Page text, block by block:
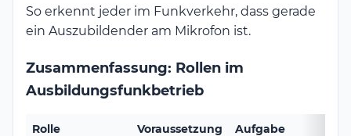
So erkennt jeder im Funkverkehr, dass gerade
ein Auszubildender am Mikrofon ist.
Zusammenfassung: Rollen im
Ausbildungsfunkbetrieb
Rolle Voraussetzung Aufgabe